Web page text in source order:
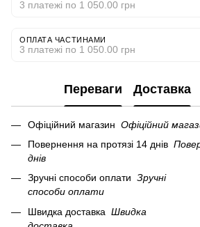
3 платежі по 1 050.00 грн
ОПЛАТА ЧАСТИНАМИ
3 платежі по 1 050.00 грн
Переваги Доставка
Офіційний магазин Офіційний
Повернення на протязі 14 днів
днів
Зручні способи оплати Зручні
способи оплати
Швидка доставка Швидка